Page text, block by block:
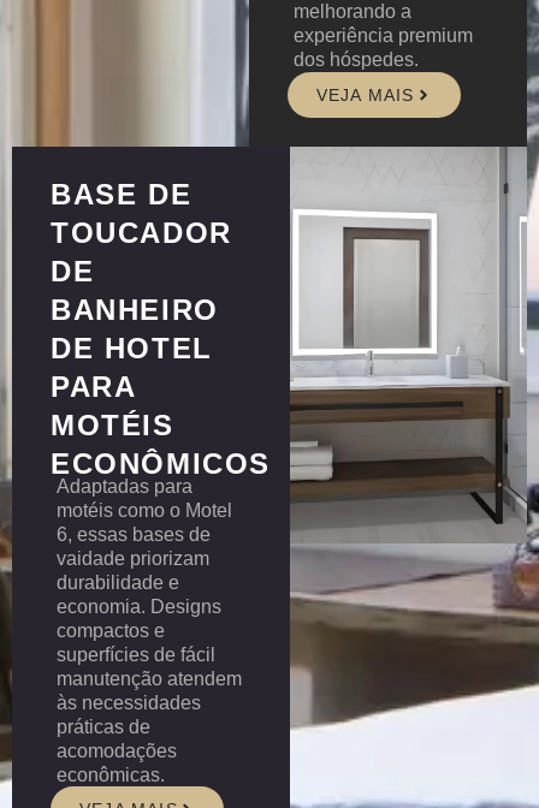
melhorando a
experiência premium
dos hóspedes.
VEJA MAIS
BASE DE
TOUCADOR
DE
BANHEIRO
DE HOTEL
PARA
MOTÉIS
ECONÔMICOS
Adaptadas para
motéis como o Motel
6, essas bases de
vaidade priorizam
durabilidade e
economia. Designs
compactos e
superfícies de fácil
manutenção atendem
às necessidades
práticas de
acomodações
econômicas.